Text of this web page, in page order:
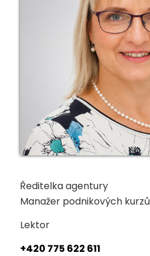
Ředitelka agentury
Manažer podnikových kurzů
Lektor
+420 775 622 611